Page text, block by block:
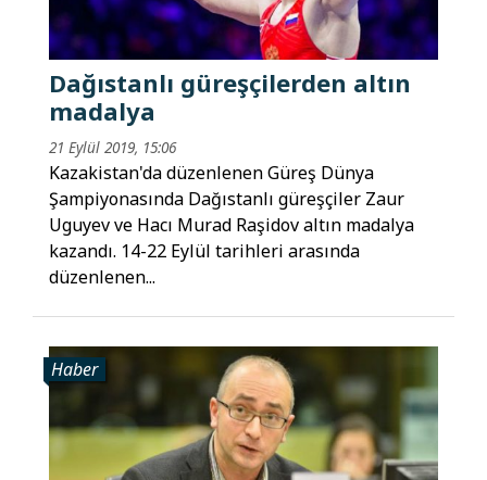
Dağıstanlı güreşçilerden altın
madalya
21 Eylül 2019, 15:06
Kazakistan'da düzenlenen Güreş Dünya
Şampiyonasında Dağıstanlı güreşçiler Zaur
Uguyev ve Hacı Murad Raşidov altın madalya
kazandı. 14-22 Eylül tarihleri arasında
düzenlenen...
Haber